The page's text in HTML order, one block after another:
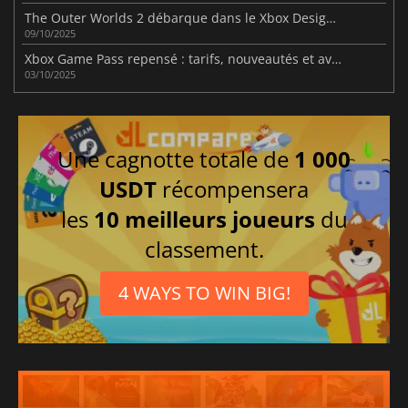
The Outer Worlds 2 débarque dans le Xbox Design Lab
09/10/2025
Xbox Game Pass repensé : tarifs, nouveautés et avis des joueurs
03/10/2025
Une cagnotte totale de 1 000
USDT récompensera
les 10 meilleurs joueurs du
classement.
4 WAYS TO WIN BIG!